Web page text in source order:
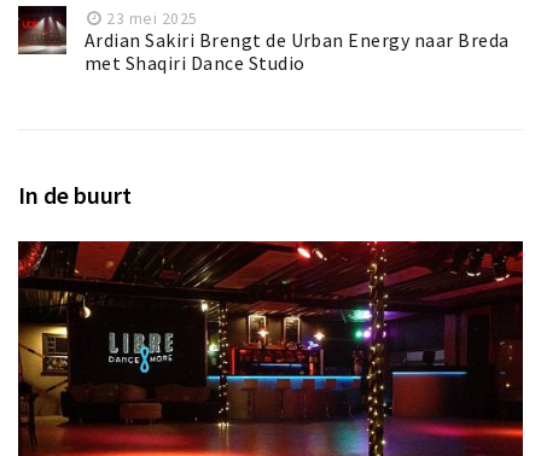
23 mei 2025
Ardian Sakiri Brengt de Urban Energy naar Breda
met Shaqiri Dance Studio
In de buurt